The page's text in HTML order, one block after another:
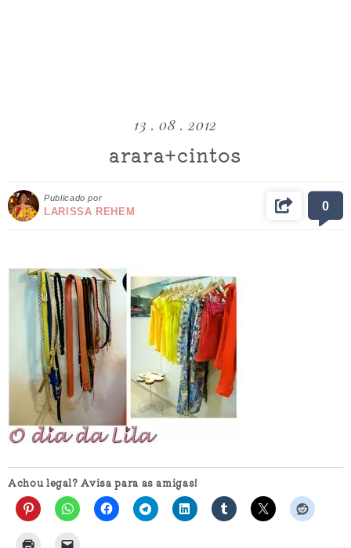
13 . 08 . 2012
arara+cintos
Publicado por
LARISSA REHEM 0
Achou legal? Avisa para as amigas!